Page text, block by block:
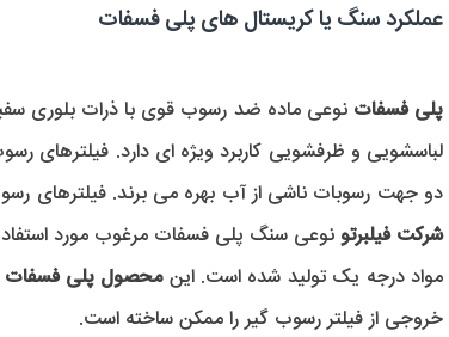
عملکرد سنگ یا کریستال های پلی فسفات
پلی فسفات
دو جهت رسوبات ناشی از آب بهره می برند. فیلترهای
شرکت فیلبرتو نوعی سنگ پلی فسفات مرغوب مورد
مواد درجه یک تولید شده است. این محصول پلی فسفات
خروجی از فیلتر رسوب گیر را ممکن ساخته است.